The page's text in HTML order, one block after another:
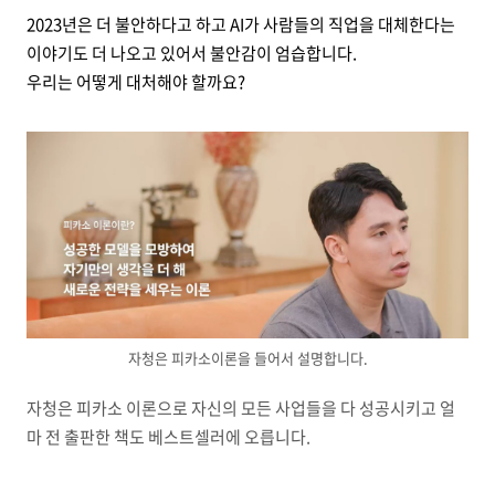
2023년은 더 불안하다고 하고 AI가 사람들의 직업을 대체한다는
이야기도 더 나오고 있어서 불안감이 엄습합니다.
우리는 어떻게 대처해야 할까요?
자청은 피카소이론을 들어서 설명합니다.
자청은 피카소 이론으로 자신의 모든 사업들을 다 성공시키고 얼
마 전 출판한 책도 베스트셀러에 오릅니다.